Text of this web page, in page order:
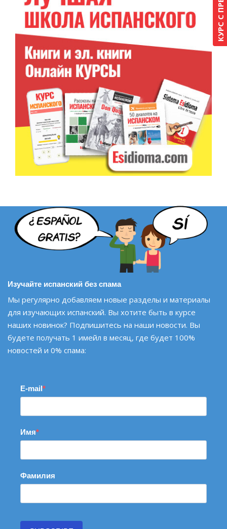
Изучайте испанский без спама
Мы регулярно добавляем новые разделы и материалы
для изучающих испанский. Вы хотите быть в курсе
наших новинок? Подпишитесь на наши новости. Вы
будете получать 1 имейл в месяц, где будет 100%
новостей и 0% спама:
E-mail
Имя
Фамилия